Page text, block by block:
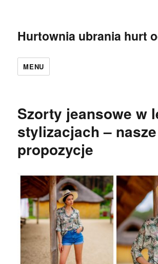
Hurtownia ubrania hurt
MENU
Szorty jeansowe w
stylizacjach –
propozycje